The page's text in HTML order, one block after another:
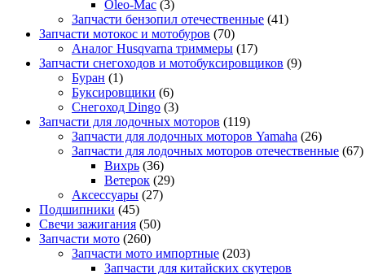
Oleo-Mac (3)
Запчасти бензопил отечественные (41)
Запчасти мотокос и мотобуров (70)
Аналог Husqvarna триммеры (17)
Запчасти снегоходов и мотобуксировщиков (9)
Буран (1)
Буксировщики (6)
Снегоход Dingo (3)
Запчасти для лодочных моторов (119)
Запчасти для лодочных моторов Yamaha (26)
Запчасти для лодочных моторов отечественные (67)
Вихрь (36)
Ветерок (29)
Аксессуары (27)
Подшипники (45)
Свечи зажигания (50)
Запчасти мото (260)
Запчасти мото импортные (203)
Запчасти для китайских скутеров